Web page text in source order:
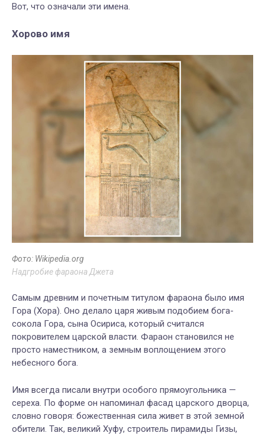
Вот, что означали эти имена.
Хорово имя
Фото: Wikipedia.org
Надгробие фараона Джета
Самым древним и почетным титулом фараона было имя
Гора (Хора). Оно делало царя живым подобием бога-
сокола Гора, сына Осириса, который считался
покровителем царской власти. Фараон становился не
просто наместником, а земным воплощением этого
небесного бога.
Имя всегда писали внутри особого прямоугольника —
сереха. По форме он напоминал фасад царского дворца,
словно говоря: божественная сила живет в этой земной
обители. Так, великий Хуфу, строитель пирамиды Гизы,